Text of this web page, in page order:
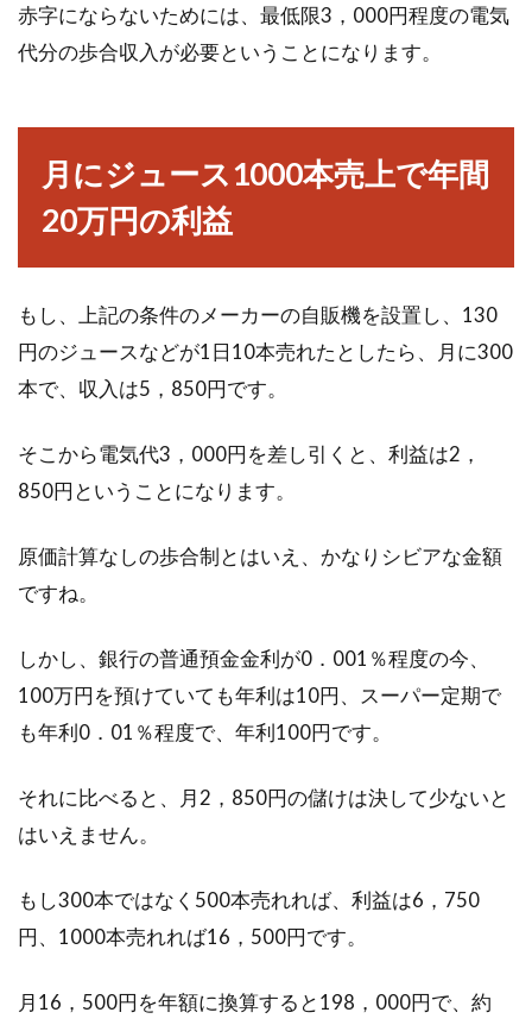
赤字にならないためには、最低限3，000円程度の電気
代分の歩合収入が必要ということになります。
月にジュース1000本売上で年間
20万円の利益
もし、上記の条件のメーカーの自販機を設置し、130
円のジュースなどが1日10本売れたとしたら、月に300
本で、収入は5，850円です。
そこから電気代3，000円を差し引くと、利益は2，
850円ということになります。
原価計算なしの歩合制とはいえ、かなりシビアな金額
ですね。
しかし、銀行の普通預金金利が0．001％程度の今、
100万円を預けていても年利は10円、スーパー定期で
も年利0．01％程度で、年利100円です。
それに比べると、月2，850円の儲けは決して少ないと
はいえません。
もし300本ではなく500本売れれば、利益は6，750
円、1000本売れれば16，500円です。
月16，500円を年額に換算すると198，000円で、約